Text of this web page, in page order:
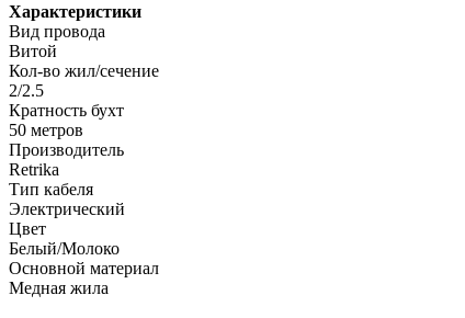
Характеристики
Вид провода
Витой
Кол-во жил/сечение
2/2.5
Кратность бухт
50 метров
Производитель
Retrika
Тип кабеля
Электрический
Цвет
Белый/Молоко
Основной материал
Медная жила